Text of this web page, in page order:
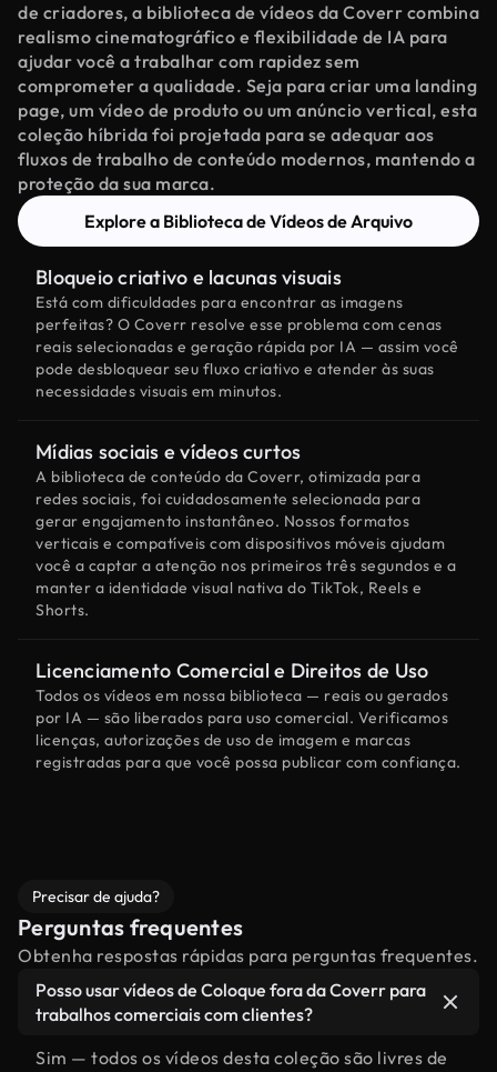
de criadores, a biblioteca de vídeos da Coverr combina
realismo cinematográfico e flexibilidade de IA para
ajudar você a trabalhar com rapidez sem
comprometer a qualidade. Seja para criar uma landing
page, um vídeo de produto ou um anúncio vertical, esta
coleção híbrida foi projetada para se adequar aos
fluxos de trabalho de conteúdo modernos, mantendo a
proteção da sua marca.
Explore a Biblioteca de Vídeos de Arquivo
Bloqueio criativo e lacunas visuais
Está com dificuldades para encontrar as imagens
perfeitas? O Coverr resolve esse problema com cenas
reais selecionadas e geração rápida por IA — assim você
pode desbloquear seu fluxo criativo e atender às suas
necessidades visuais em minutos.
Mídias sociais e vídeos curtos
A biblioteca de conteúdo da Coverr, otimizada para
redes sociais, foi cuidadosamente selecionada para
gerar engajamento instantâneo. Nossos formatos
verticais e compatíveis com dispositivos móveis ajudam
você a captar a atenção nos primeiros três segundos e a
manter a identidade visual nativa do TikTok, Reels e
Shorts.
Licenciamento Comercial e Direitos de Uso
Todos os vídeos em nossa biblioteca — reais ou gerados
por IA — são liberados para uso comercial. Verificamos
licenças, autorizações de uso de imagem e marcas
registradas para que você possa publicar com confiança.
Precisar de ajuda?
Perguntas frequentes
Obtenha respostas rápidas para perguntas frequentes.
Posso usar vídeos de Coloque fora da Coverr para
trabalhos comerciais com clientes?
Sim — todos os vídeos desta coleção são livres de